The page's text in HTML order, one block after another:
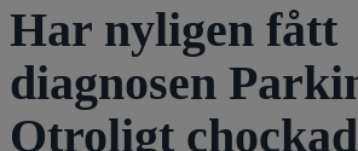
Har nyligen fått
diagnosen
Otroligt